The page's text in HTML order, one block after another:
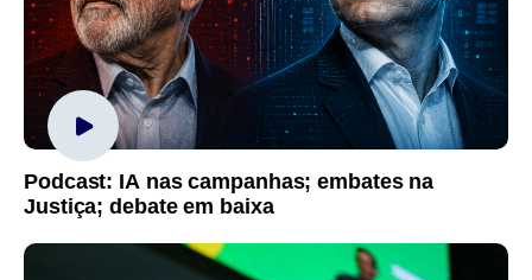
Podcast: IA nas campanhas; embates na
Justiça; debate em baixa